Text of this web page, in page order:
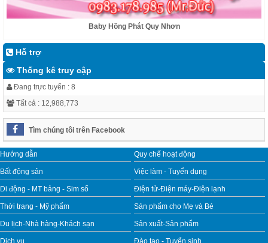
Baby Hồng Phát Quy Nhơn
Hỗ trợ
Thống kê truy cập
Đang trực tuyến : 8
Tất cả : 12,988,773
Tìm chúng tôi trên Facebook
Hướng dẫn Quy chế hoạt động
Bất động sản Việc làm - Tuyển dụng
Di động - MT bảng - Sim số Điện tử-Điện máy-Điện lạnh
Thời trang - Mỹ phẩm Sản phẩm cho Mẹ và Bé
Du lịch-Nhà hàng-Khách sạn Sản xuất-Sản phẩm
Dịch vụ Đào tạo - Tuyển sinh